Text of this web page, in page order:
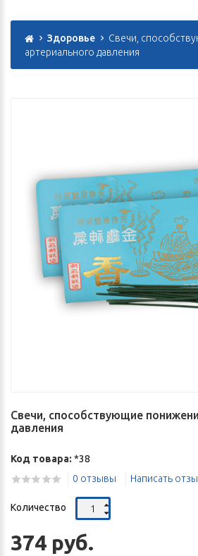
Здоровье
Свечи,
артериального давления
Свечи, способствующие
давления
Код товара: *38
0 отзывы
Написать
Количество
374 руб.